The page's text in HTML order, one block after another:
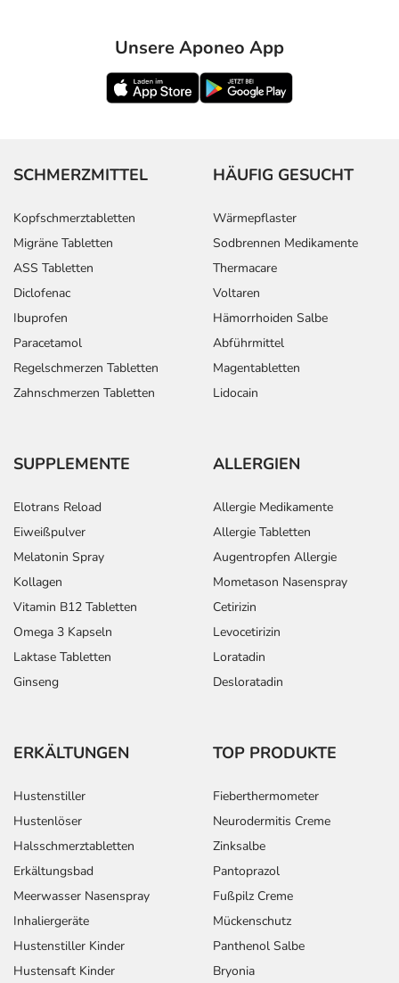
Unsere Aponeo App
SCHMERZMITTEL
Kopfschmerztabletten
Migräne Tabletten
ASS Tabletten
Diclofenac
Ibuprofen
Paracetamol
Regelschmerzen Tabletten
Zahnschmerzen Tabletten
HÄUFIG GESUCHT
Wärmepflaster
Sodbrennen Medikamente
Thermacare
Voltaren
Hämorrhoiden Salbe
Abführmittel
Magentabletten
Lidocain
SUPPLEMENTE
Elotrans Reload
Eiweißpulver
Melatonin Spray
Kollagen
Vitamin B12 Tabletten
Omega 3 Kapseln
Laktase Tabletten
Ginseng
ALLERGIEN
Allergie Medikamente
Allergie Tabletten
Augentropfen Allergie
Mometason Nasenspray
Cetirizin
Levocetirizin
Loratadin
Desloratadin
ERKÄLTUNGEN
Hustenstiller
Hustenlöser
Halsschmerztabletten
Erkältungsbad
Meerwasser Nasenspray
Inhaliergeräte
Hustenstiller Kinder
Hustensaft Kinder
TOP PRODUKTE
Fieberthermometer
Neurodermitis Creme
Zinksalbe
Pantoprazol
Fußpilz Creme
Mückenschutz
Panthenol Salbe
Bryonia